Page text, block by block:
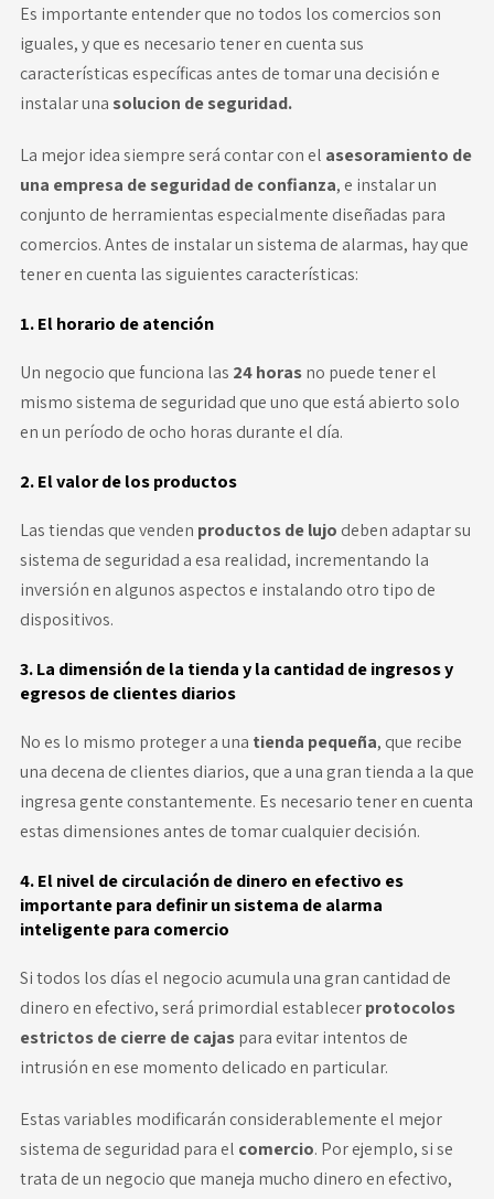
Es importante entender que no todos los comercios son
iguales, y que es necesario tener en cuenta sus
características específicas antes de tomar una decisión e
instalar una solucion de seguridad.
La mejor idea siempre será contar con el asesoramiento de
una empresa de seguridad de confianza, e instalar un
conjunto de herramientas especialmente diseñadas para
comercios. Antes de instalar un sistema de alarmas, hay que
tener en cuenta las siguientes características:
1. El horario de atención
Un negocio que funciona las 24 horasno puede tener el
mismo sistema de seguridad que uno que está abierto solo
en un período de ocho horas durante el día.
2. El valor de los productos
Las tiendas que venden productos de lujo deben adaptar su
sistema de seguridad a esa realidad, incrementando la
inversión en algunos aspectos e instalando otro tipo de
dispositivos.
3. La dimensión de la tienda y la cantidad de ingresos y
egresos de clientes diarios
No es lo mismo proteger a una tienda pequeña, que recibe
una decena de clientes diarios, que a una gran tienda a la que
ingresa gente constantemente. Es necesario tener en cuenta
estas dimensiones antes de tomar cualquier decisión.
4. El nivel de circulación de dinero en efectivo es
importante para definir un sistema de alarma
inteligente para comercio
Si todos los días el negocio acumula una gran cantidad de
dinero en efectivo, será primordial establecerprotocolos
estrictos de cierre de cajaspara evitar intentos de
intrusión en ese momento delicado en particular.
Estas variables modificarán considerablemente el mejor
sistema de seguridad para el comercio. Por ejemplo, si se
trata de un negocio que maneja mucho dinero en efectivo,